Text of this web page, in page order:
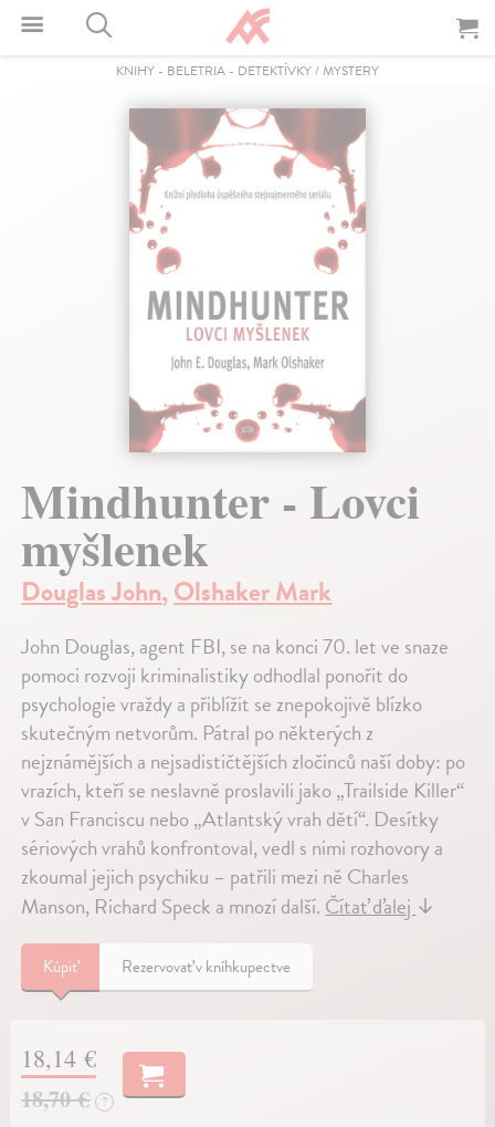
KNIHY - BELETRIA - DETEKTÍVKY / MYSTERY
Mindhunter - Lovci
myšlenek
Douglas John,Olshaker Mark
John Douglas, agent FBI, se na konci 70. let ve snaze
pomoci rozvoji kriminalistiky odhodlal ponořit do
psychologie vraždy a přiblížit se znepokojivě blízko
skutečným netvorům. Pátral po některých z
nejznámějších a nejsadističtějších zločinců naší doby: po
vrazích, kteří se neslavně proslavili jako „Trailside Killer“
v San Franciscu nebo „Atlantský vrah dětí“. Desítky
sériových vrahů konfrontoval, vedl s nimi rozhovory a
zkoumal jejich psychiku – patřili mezi ně Charles
Manson, Richard Speck a mnozí další.Čítať ďalej↓
Kúpiť Rezervovať v kníhkupectve
18,14 €
18,70 €
?